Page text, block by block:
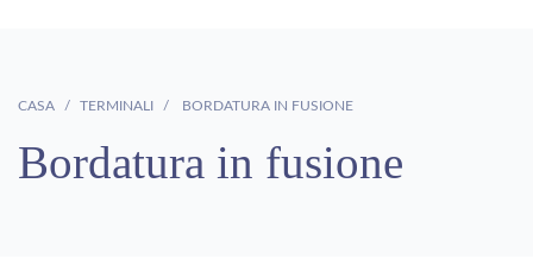
CASA TERMINALI BORDATURA IN FUSIONE
Bordatura in fusione